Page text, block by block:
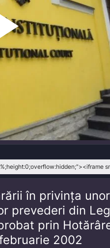
Play
în privința
prevederi din
prin
2002